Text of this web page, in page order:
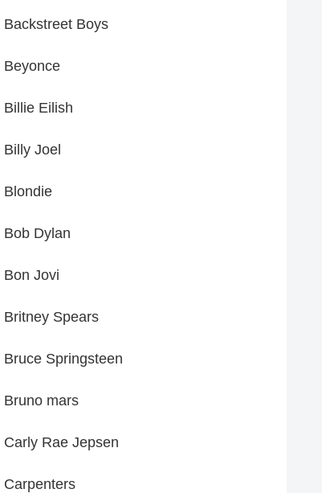
Backstreet Boys
Beyonce
Billie Eilish
Billy Joel
Blondie
Bob Dylan
Bon Jovi
Britney Spears
Bruce Springsteen
Bruno mars
Carly Rae Jepsen
Carpenters